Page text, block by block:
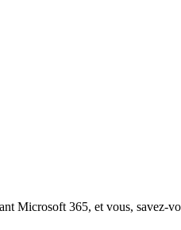
Microsoft 365, et vous, savez-